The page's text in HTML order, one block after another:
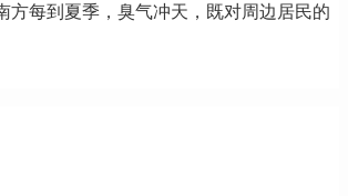
每到夏季，臭气冲天，既对周边居民的